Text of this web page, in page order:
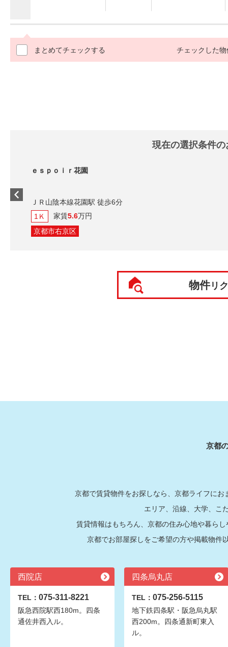
まとめてチェックする チェックした物
現在の選択条件
ｅｓｐｏｉｒ花園
ＪＲ山陰本線花園駅 徒歩6分
1Ｋ
家賃5.6万円
京都市右京区
物件リ
京都
京都で賃貸物件をお探しなら、京都ライフに
エリア、沿線、大学、こ
賃貸情報はもちろん、京都の住み心地や暮ら
京都でお部屋探しをご希望の方や掲載物件
西院店
TEL： 075-311-8221
阪急西院駅西180m。四条
通佐井西入ル。
四条烏丸店
TEL： 075-256-5115
地下鉄四条駅・阪急烏丸駅
西200m。四条通新町東入
ル。